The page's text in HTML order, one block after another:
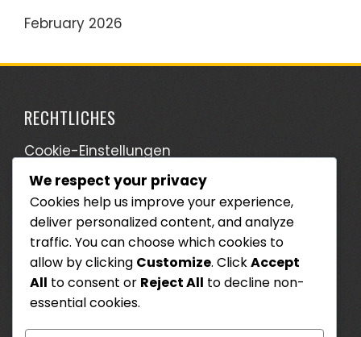
February 2026
RECHTLICHES
Cookie-Einstellungen
Wer wir sind
Ihre Privatsphäre
Kontaktieren Sie uns
Allgemeine Geschäftsbedingungen
We respect your privacy
Cookies help us improve your experience,
deliver personalized content, and analyze
traffic. You can choose which cookies to
allow by clicking Customize. ClickAccept
All to consent or Reject All to decline non-
essential cookies.